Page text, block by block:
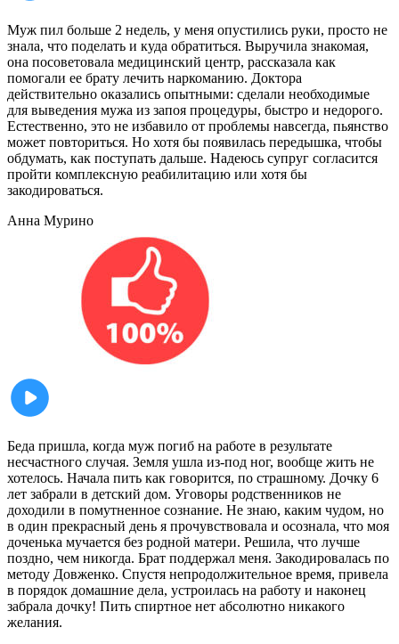
Муж пил больше 2 недель, у меня опустились руки, просто не
знала, что поделать и куда обратиться. Выручила знакомая,
она посоветовала медицинский центр, рассказала как
помогали ее брату лечить наркоманию. Доктора
действительно оказались опытными: сделали необходимые
для выведения мужа из запоя процедуры, быстро и недорого.
Естественно, это не избавило от проблемы навсегда, пьянство
может повториться. Но хотя бы появилась передышка, чтобы
обдумать, как поступать дальше. Надеюсь супруг согласится
пройти комплексную реабилитацию или хотя бы
закодироваться.
Анна Мурино
Беда пришла, когда муж погиб на работе в результате
несчастного случая. Земля ушла из-под ног, вообще жить не
хотелось. Начала пить как говорится, по страшному. Дочку 6
лет забрали в детский дом. Уговоры родственников не
доходили в помутненное сознание. Не знаю, каким чудом, но
в один прекрасный день я прочувствовала и осознала, что моя
доченька мучается без родной матери. Решила, что лучше
поздно, чем никогда. Брат поддержал меня. Закодировалась по
методу Довженко. Спустя непродолжительное время, привела
в порядок домашние дела, устроилась на работу и наконец
забрала дочку! Пить спиртное нет абсолютно никакого
желания.